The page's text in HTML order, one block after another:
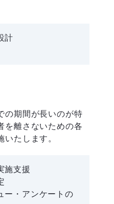
計
の期間が長いのが特
を離さないための各
たします。
施支援
ー・アンケートの